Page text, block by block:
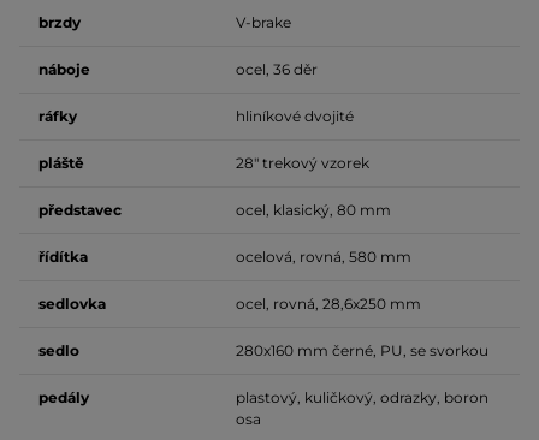
brzdy V-brake
náboje ocel, 36 děr
ráfky hliníkové dvojité
pláště 28" trekový vzorek
představec ocel, klasický, 80 mm
řídítka ocelová, rovná, 580 mm
sedlovka ocel, rovná, 28,6x250 mm
sedlo 280x160 mm černé, PU, se svorkou
pedály
plastový, kuličkový, odrazky, boron
osa